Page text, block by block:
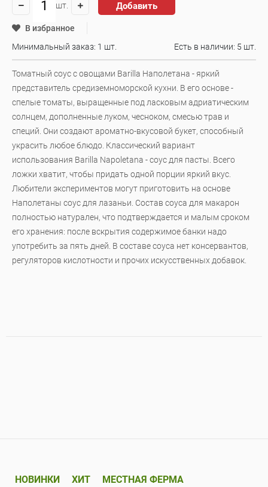
шт. Добавить
В избранное
Минимальный заказ: 1 шт.
Есть в наличии: 5 шт.
Томатный соус с овощами Barilla Наполетана - яркий
представитель средиземноморской кухни. В его основе -
спелые томаты, выращенные под ласковым адриатическим
солнцем, дополненные луком, чесноком, смесью трав и
специй. Они создают ароматно-вкусовой букет, способный
украсить любое блюдо. Классический вариант
использования Barilla Napoletana - соус для пасты. Всего
ложки хватит, чтобы придать одной порции яркий вкус.
Любители экспериментов могут приготовить на основе
Наполетаны соус для лазаньи. Состав соуса для макарон
полностью натурален, что подтверждается и малым сроком
его хранения: после вскрытия содержимое банки надо
употребить за пять дней. В составе соуса нет консервантов,
регуляторов кислотности и прочих искусственных добавок.
НОВИНКИ ХИТ МЕСТНАЯ ФЕРМА